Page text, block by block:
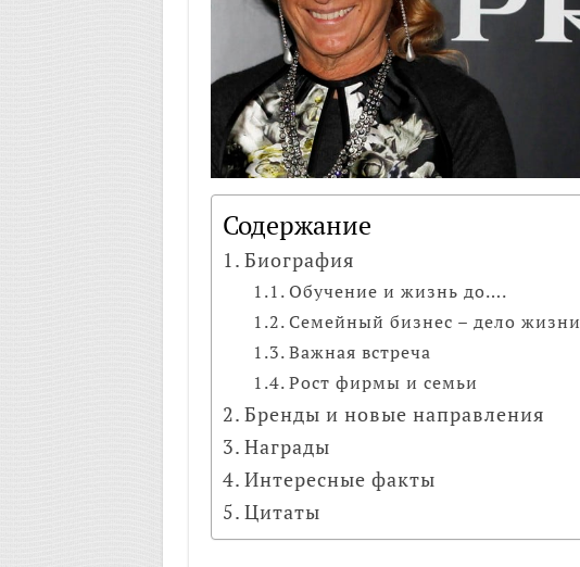
Содержание
Биография
Обучение и жизнь до….
Семейный бизнес – дело жизни
Важная встреча
Рост фирмы и семьи
Бренды и новые направления
Награды
Интересные факты
Цитаты